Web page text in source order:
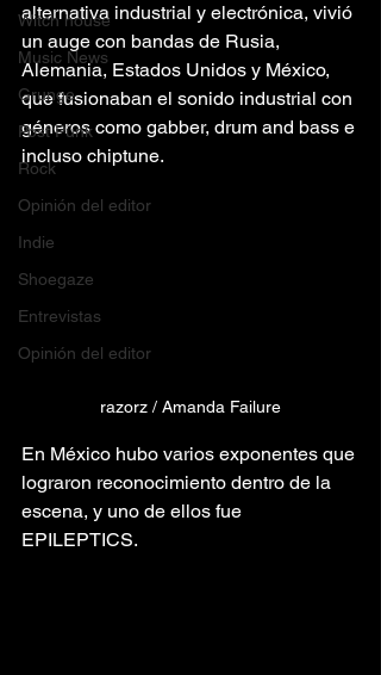
Witch house
Music News
Grunge
Post Punk
Rock
Opinión del editor
Indie
Shoegaze
Entrevistas
Opinión del editor
alternativa industrial y electrónica, vivió
un auge con bandas de Rusia,
Alemania, Estados Unidos y México,
que fusionaban el sonido industrial con
géneros como gabber, drum and bass e
incluso chiptune.
razorz / Amanda Failure
En México hubo varios exponentes que
lograron reconocimiento dentro de la
escena, y uno de ellos fue
EPILEPTICS.